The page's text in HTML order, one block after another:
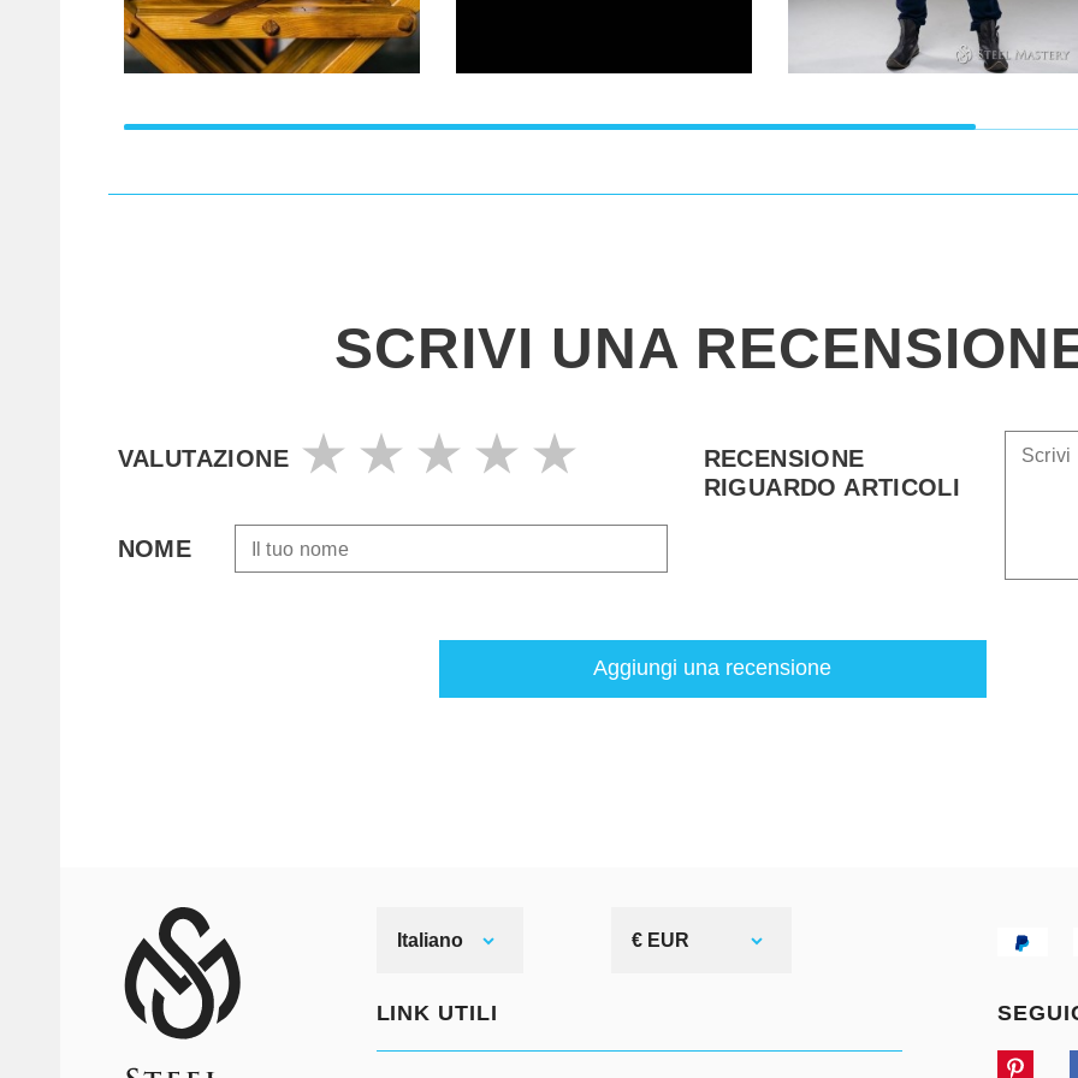
SCRIVI UNA
VALUTAZIONE
NOME
RECENSIONE
RIGUARDO ARTICOLI
Aggiungi una recensione
Italiano € EUR
LINK UTILI